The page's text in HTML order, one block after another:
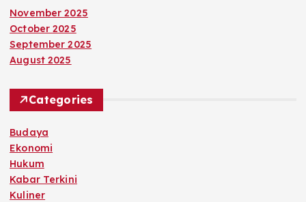
November 2025
October 2025
September 2025
August 2025
Categories
Budaya
Ekonomi
Hukum
Kabar Terkini
Kuliner